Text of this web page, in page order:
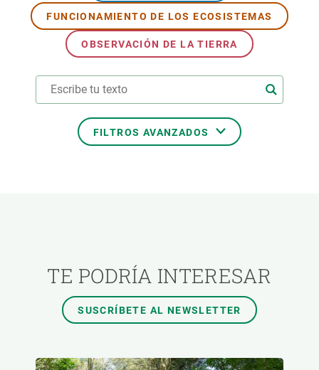
FUNCIONAMIENTO DE LOS ECOSISTEMAS
OBSERVACIÓN DE LA TIERRA
FILTROS AVANZADOS
FORMATO
TE PODRÍA INTERESAR
SUSCRÍBETE AL NEWSLETTER